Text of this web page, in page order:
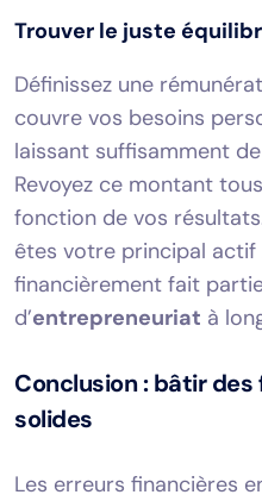
Trouver le juste
Définissez une
couvre vos besoins
laissant suffisamment
Revoyez ce montant
fonction de vos
êtes votre principal actif
financièrement fait
d’entrepreneuriat à
Conclusion : bâtir
solides
Les erreurs financières